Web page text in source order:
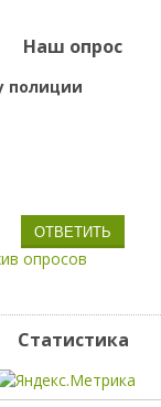
Наш опрос
полиции
опросов
Статистика